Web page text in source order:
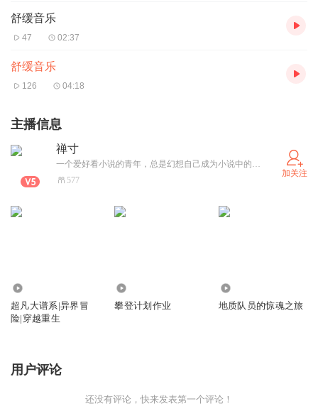
舒缓音乐
47 02:37
舒缓音乐
126 04:18
主播信息
禅寸
一个爱好看小说的青年，总是幻想自己成为小说中的主角，现在想要去读出来，演绎下下小说中人物的感觉
577
加关注
超凡大谱系|异界冒
险|穿越重生
攀登计划作业 地质队员的惊魂之旅
用户评论
还没有评论，快来发表第一个评论！